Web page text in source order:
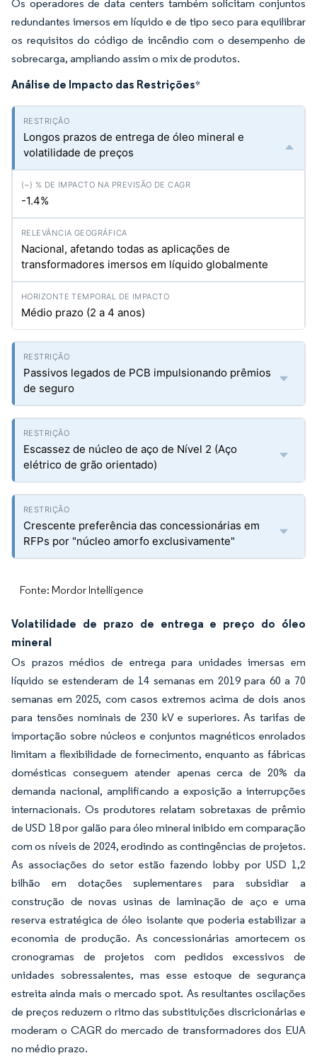
Os operadores de data centers também solicitam conjuntos
redundantes imersos em líquido e de tipo seco para equilibrar
os requisitos do código de incêndio com o desempenho de
sobrecarga, ampliando assim o mix de produtos.
Análise de Impacto das Restrições*
Longos prazos de entrega de óleo mineral e
volatilidade de preços
-1.4%
Nacional, afetando todas as aplicações de
transformadores imersos em líquido globalmente
Médio prazo (2 a 4 anos)
Passivos legados de PCB impulsionando prêmios
de seguro
Escassez de núcleo de aço de Nível 2 (Aço
elétrico de grão orientado)
Crescente preferência das concessionárias em
RFPs por "núcleo amorfo exclusivamente"
Fonte: Mordor Intelligence
Volatilidade de prazo de entrega e preço do óleo
mineral
Os prazos médios de entrega para unidades imersas em
líquido se estenderam de 14 semanas em 2019 para 60 a 70
semanas em 2025, com casos extremos acima de dois anos
para tensões nominais de 230 kV e superiores. As tarifas de
importação sobre núcleos e conjuntos magnéticos enrolados
limitam a flexibilidade de fornecimento, enquanto as fábricas
domésticas conseguem atender apenas cerca de 20% da
demanda nacional, amplificando a exposição a interrupções
internacionais. Os produtores relatam sobretaxas de prêmio
de USD 18 por galão para óleo mineral inibido em comparação
com os níveis de 2024, erodindo as contingências de projetos.
As associações do setor estão fazendo lobby por USD 1,2
bilhão em dotações suplementares para subsidiar a
construção de novas usinas de laminação de aço e uma
reserva estratégica de óleo isolante que poderia estabilizar a
economia de produção. As concessionárias amortecem os
cronogramas de projetos com pedidos excessivos de
unidades sobressalentes, mas esse estoque de segurança
estreita ainda mais o mercado spot. As resultantes oscilações
de preços reduzem o ritmo das substituições discricionárias e
moderam o CAGR do mercado de transformadores dos EUA
no médio prazo.